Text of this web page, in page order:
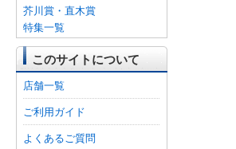
芥川賞・直木賞
特集一覧
このサイトについて
店舗一覧
ご利用ガイド
よくあるご質問